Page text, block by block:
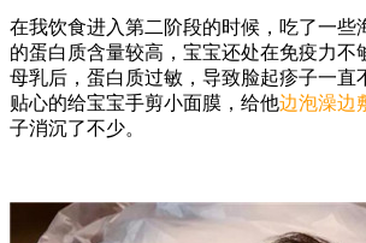
在我饮食进入第二阶段的时候，吃了一些
的蛋白质含量较高，宝宝还处在免疫力不
母乳后，蛋白质过敏，导致脸起疹子一直
贴心的给宝宝手剪小面膜，给他边泡澡边
子消沉了不少。